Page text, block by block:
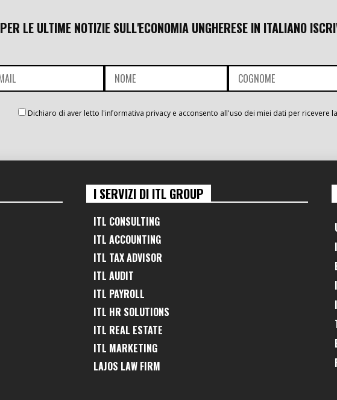
PER LE ULTIME NOTIZIE SULL'ECONOMIA UNGHERESE IN ITALIANO
Dichiaro di aver letto l'informativa privacy e acconsento all'uso dei miei dati per ricevere
I SERVIZI DI ITL GROUP
ITL CONSULTING
ITL ACCOUNTING
ITL TAX ADVISOR
ITL AUDIT
ITL PAYROLL
ITL HR SOLUTIONS
ITL REAL ESTATE
ITL MARKETING
LAJOS LAW FIRM